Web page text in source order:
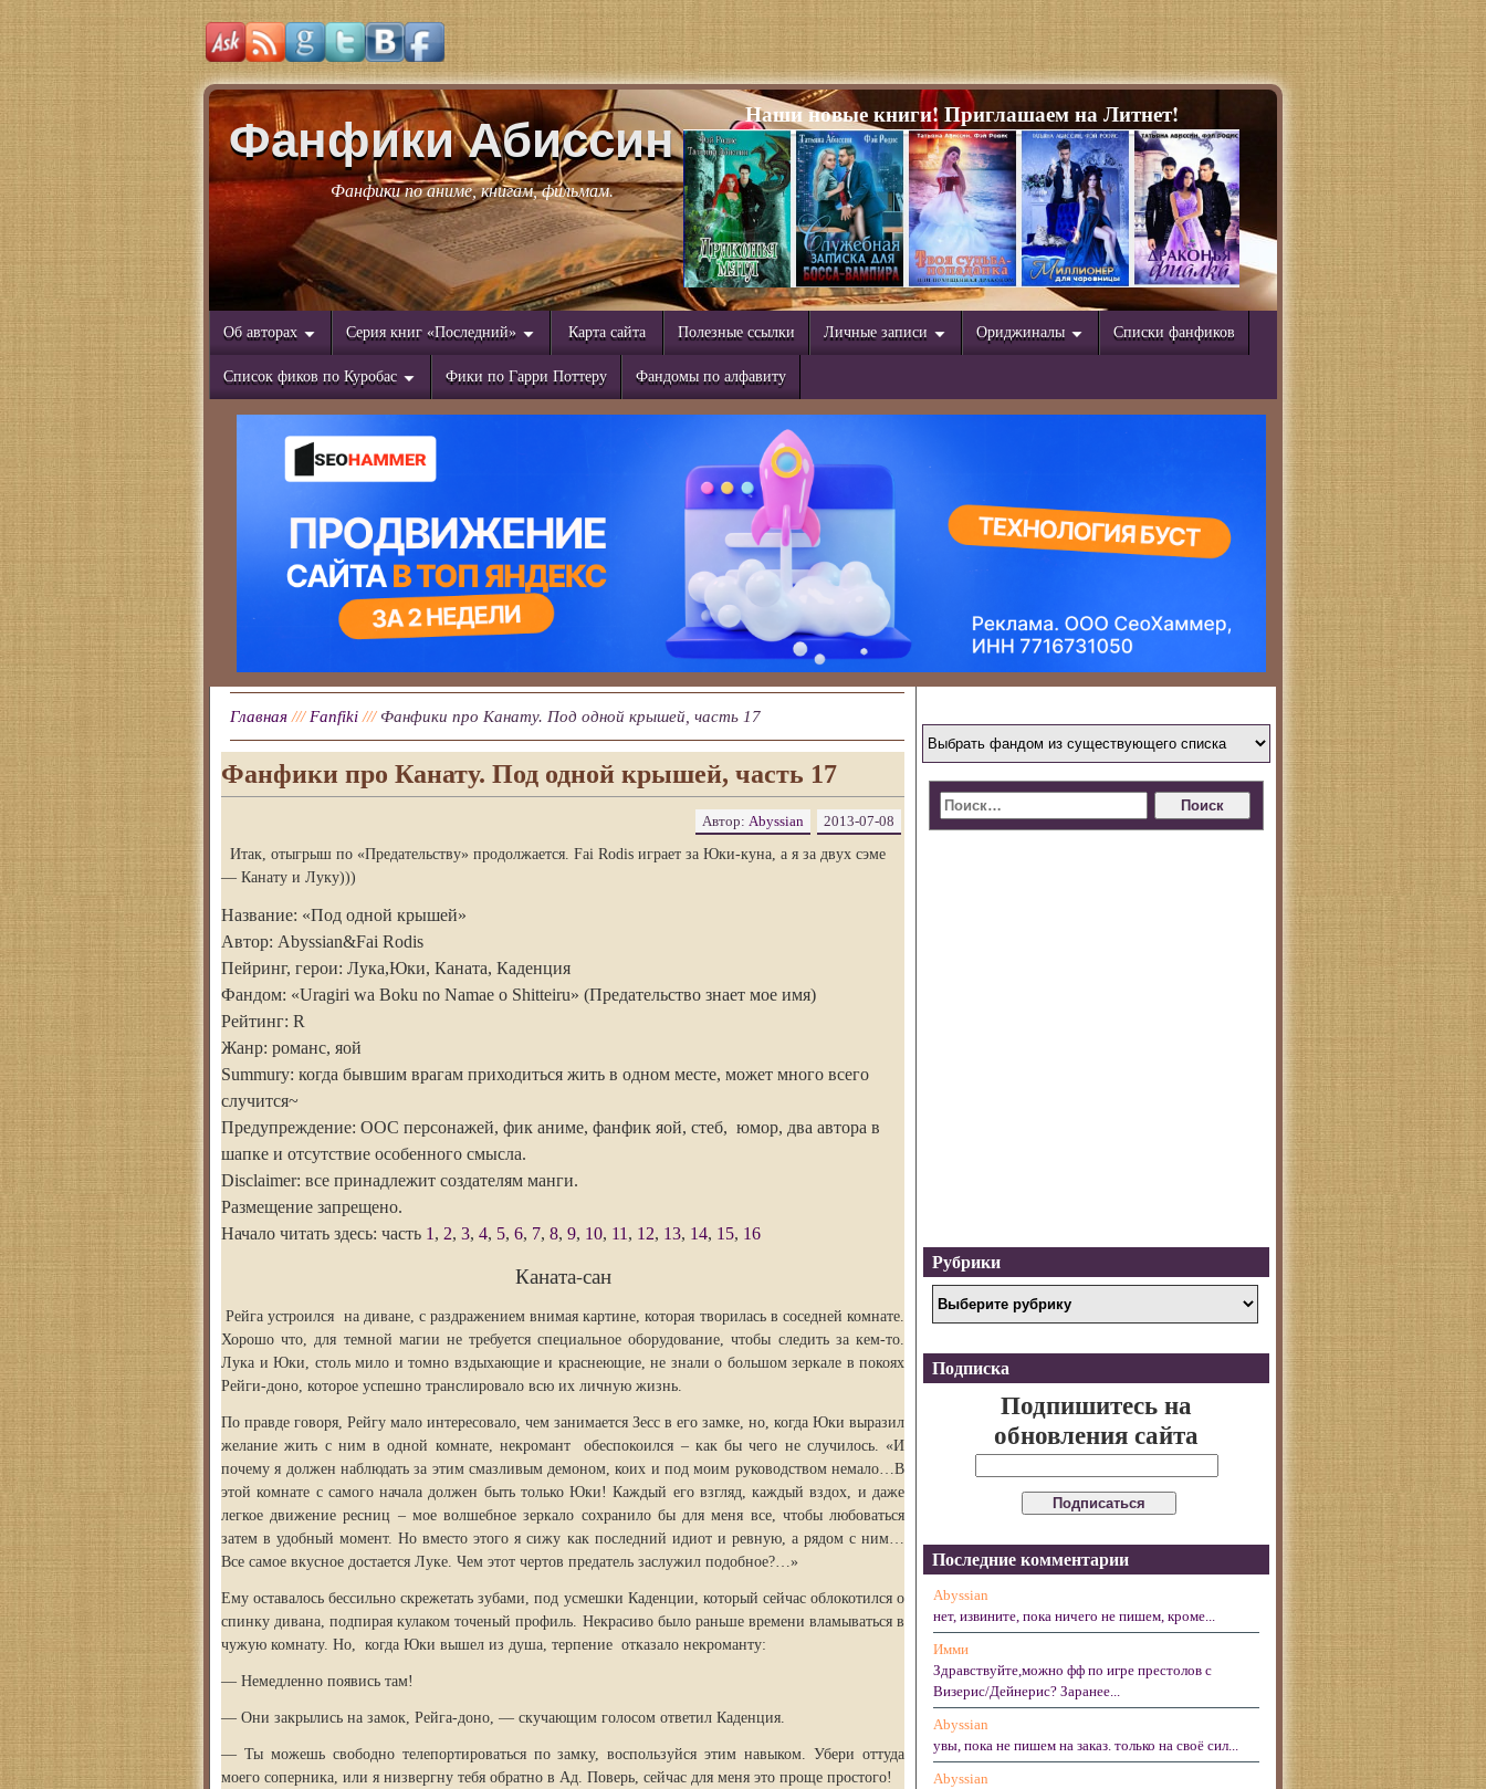
Фанфики Абиссин
Фанфики по аниме, книгам, фильмам.
Наши новые книги! Приглашаем на Литнет!
Об авторах Серия книг «Последний» Карта сайта Полезные ссылки Личные записи Ориджиналы Списки фанфиков
Список фиков по Куробас Фики по Гарри Поттеру Фандомы по алфавиту
Главная /// Fanfiki /// Фанфики про Канату. Под одной крышей, часть 17
Фанфики про Канату. Под одной крышей, часть 17
2013-07-08
Автор: Abyssian
Итак, отыгрыш по «Предательству» продолжается. Fai Rodis играет за Юки-куна, а я за двух сэме
— Канату и Луку)))
Название: «Под одной крышей»
Автор: Abyssian&Fai Rodis
Пейринг, герои: Лука,Юки, Каната, Каденция
Фандом: «Uragiri wa Boku no Namae o Shitteiru» (Предательство знает мое имя)
Рейтинг: R
Жанр: романс, яой
Summury: когда бывшим врагам приходиться жить в одном месте, может много всего
случится~
Предупреждение: ООС персонажей, фик аниме, фанфик яой, стеб, юмор, два автора в
шапке и отсутствие особенного смысла.
Disclaimer: все принадлежит создателям манги.
Размещение запрещено.
Начало читать здесь: часть 1 , 2, 3, 4, 5, 6, 7, 8, 9, 10, 11 , 12, 13, 14, 15, 16
Каната-сан
Рейга устроился на диване, с раздражением внимая картине, которая творилась в соседней комнате.
Хорошо что, для темной магии не требуется специальное оборудование, чтобы следить за кем-то.
Лука и Юки, столь мило и томно вздыхающие и краснеющие, не знали о большом зеркале в покоях
Рейги-доно, которое успешно транслировало всю их личную жизнь.
По правде говоря, Рейгу мало интересовало, чем занимается Зесс в его замке, но, когда Юки выразил
желание жить с ним в одной комнате, некромант обеспокоился – как бы чего не случилось. «И
почему я должен наблюдать за этим смазливым демоном, коих и под моим руководством немало…В
этой комнате с самого начала должен быть только Юки! Каждый его взгляд, каждый вздох, и даже
легкое движение ресниц – мое волшебное зеркало сохранило бы для меня все, чтобы любоваться
затем в удобный момент. Но вместо этого я сижу как последний идиот и ревную, а рядом с ним…
Все самое вкусное достается Луке. Чем этот чертов предатель заслужил подобное?…»
Ему оставалось бессильно скрежетать зубами, под усмешки Каденции, который сейчас облокотился о
спинку дивана, подпирая кулаком точеный профиль. Некрасиво было раньше времени вламываться в
чужую комнату. Но, когда Юки вышел из душа, терпение отказало некроманту:
— Немедленно появись там!
— Они закрылись на замок, Рейга-доно, — скучающим голосом ответил Каденция.
— Ты можешь свободно телепортироваться по замку, воспользуйся этим навыком. Убери оттуда
моего соперника, или я низвергну тебя обратно в Ад. Поверь, сейчас для меня это проще простого!
Рубрики
Подписка
Подпишитесь на
обновления сайта
Последние комментарии
Abyssian
нет, извините, пока ничего не пишем, кроме...
Имми
Здравствуйте,можно фф по игре престолов с
Визерис/Дейнерис? Заранее...
Abyssian
увы, пока не пишем на заказ. только на своё сил...
Abyssian